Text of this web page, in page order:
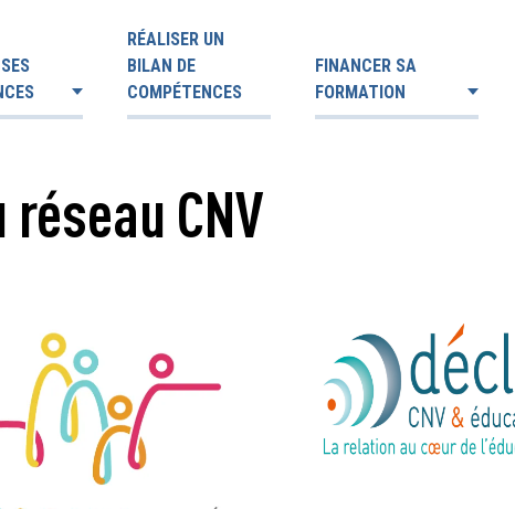
RÉALISER UN
BILAN DE
COMPÉTENCES
FINANCER SA
FORMATION
CNV